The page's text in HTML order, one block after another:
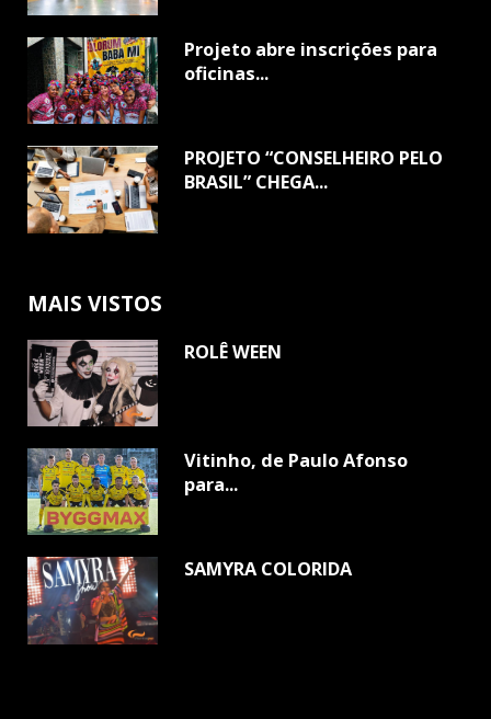
Projeto abre inscrições para
oficinas...
PROJETO “CONSELHEIRO PELO
BRASIL” CHEGA...
MAIS VISTOS
ROLÊ WEEN
Vitinho, de Paulo Afonso
para...
SAMYRA COLORIDA